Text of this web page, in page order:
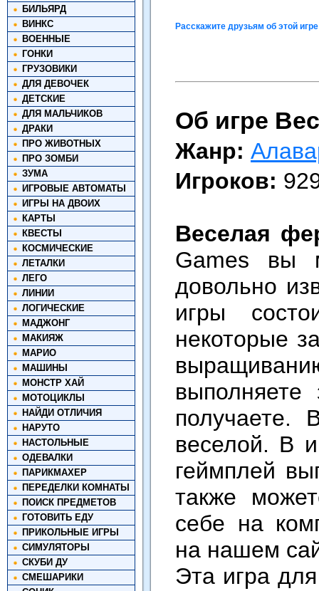
БИЛЬЯРД
ВИНКС
ВОЕННЫЕ
ГОНКИ
ГРУЗОВИКИ
ДЛЯ ДЕВОЧЕК
ДЕТСКИЕ
ДЛЯ МАЛЬЧИКОВ
ДРАКИ
ПРО ЖИВОТНЫХ
ПРО ЗОМБИ
ЗУМА
ИГРОВЫЕ АВТОМАТЫ
ИГРЫ НА ДВОИХ
КАРТЫ
КВЕСТЫ
КОСМИЧЕСКИЕ
ЛЕТАЛКИ
ЛЕГО
ЛИНИИ
ЛОГИЧЕСКИЕ
МАДЖОНГ
МАКИЯЖ
МАРИО
МАШИНЫ
МОНСТР ХАЙ
МОТОЦИКЛЫ
НАЙДИ ОТЛИЧИЯ
НАРУТО
НАСТОЛЬНЫЕ
ОДЕВАЛКИ
ПАРИКМАХЕР
ПЕРЕДЕЛКИ КОМНАТЫ
ПОИСК ПРЕДМЕТОВ
ГОТОВИТЬ ЕДУ
ПРИКОЛЬНЫЕ ИГРЫ
СИМУЛЯТОРЫ
СКУБИ ДУ
СМЕШАРИКИ
Расскажите друзьям об этой игре
Об игре
Жанр:
Игроков:
Веселая
Games вы
довольно
игры
некоторые
получаете.
веселой. В
геймплей
также
себе на
на нашем
Эта игра